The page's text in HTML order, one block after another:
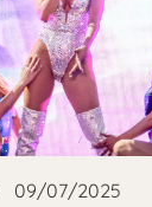
09/07/2025